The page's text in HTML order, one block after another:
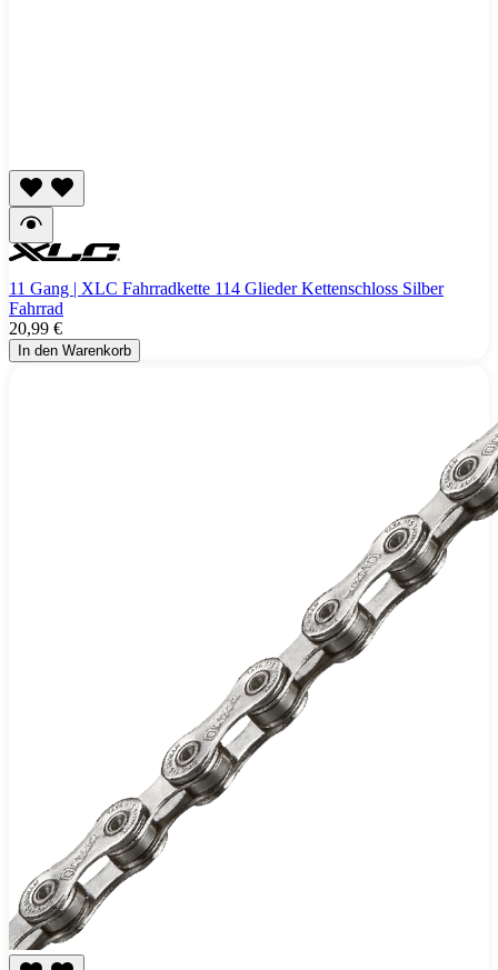
11 Gang | XLC Fahrradkette 114 Glieder Kettenschloss Silber
Fahrrad
20,99 €
In den Warenkorb